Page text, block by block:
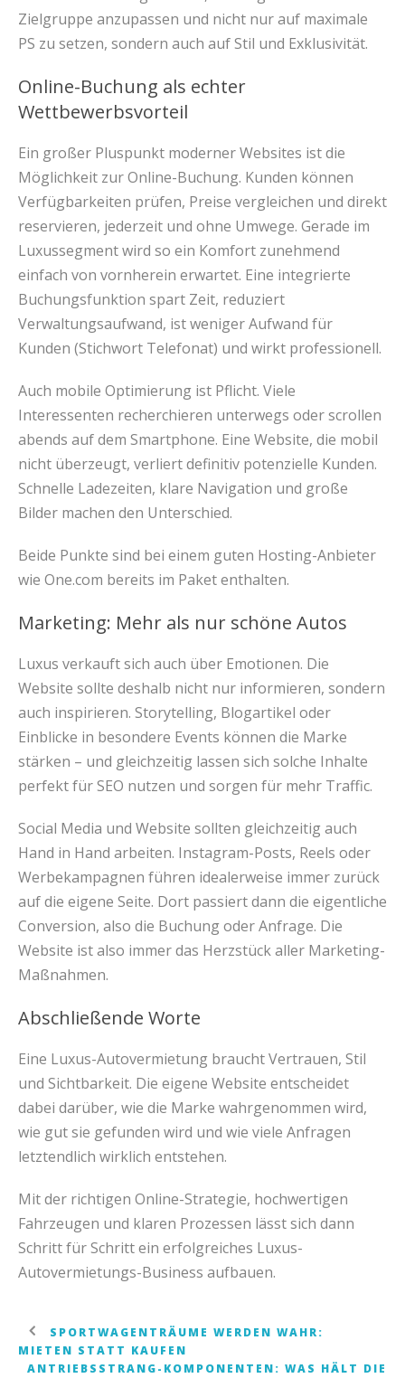
Zielgruppe anzupassen und nicht nur auf maximale
PS zu setzen, sondern auch auf Stil und Exklusivität.
Online-Buchung als echter
Wettbewerbsvorteil
Ein großer Pluspunkt moderner Websites ist die
Möglichkeit zur Online-Buchung. Kunden können
Verfügbarkeiten prüfen, Preise vergleichen und direkt
reservieren, jederzeit und ohne Umwege. Gerade im
Luxussegment wird so ein Komfort zunehmend
einfach von vornherein erwartet. Eine integrierte
Buchungsfunktion spart Zeit, reduziert
Verwaltungsaufwand, ist weniger Aufwand für
Kunden (Stichwort Telefonat) und wirkt professionell.
Auch mobile Optimierung ist Pflicht. Viele
Interessenten recherchieren unterwegs oder scrollen
abends auf dem Smartphone. Eine Website, die mobil
nicht überzeugt, verliert definitiv potenzielle Kunden.
Schnelle Ladezeiten, klare Navigation und große
Bilder machen den Unterschied.
Beide Punkte sind bei einem guten Hosting-Anbieter
wie One.com bereits im Paket enthalten.
Marketing: Mehr als nur schöne Autos
Luxus verkauft sich auch über Emotionen. Die
Website sollte deshalb nicht nur informieren, sondern
auch inspirieren. Storytelling, Blogartikel oder
Einblicke in besondere Events können die Marke
stärken – und gleichzeitig lassen sich solche Inhalte
perfekt für SEO nutzen und sorgen für mehr Traffic.
Social Media und Website sollten gleichzeitig auch
Hand in Hand arbeiten. Instagram-Posts, Reels oder
Werbekampagnen führen idealerweise immer zurück
auf die eigene Seite. Dort passiert dann die eigentliche
Conversion, also die Buchung oder Anfrage. Die
Website ist also immer das Herzstück aller Marketing-
Maßnahmen.
Abschließende Worte
Eine Luxus-Autovermietung braucht Vertrauen, Stil
und Sichtbarkeit. Die eigene Website entscheidet
dabei darüber, wie die Marke wahrgenommen wird,
wie gut sie gefunden wird und wie viele Anfragen
letztendlich wirklich entstehen.
Mit der richtigen Online-Strategie, hochwertigen
Fahrzeugen und klaren Prozessen lässt sich dann
Schritt für Schritt ein erfolgreiches Luxus-
Autovermietungs-Business aufbauen.
SPORTWAGENTRÄUME WERDEN WAHR:
MIETEN STATT KAUFEN
ANTRIEBSSTRANG-KOMPONENTEN: WAS HÄLT DIE